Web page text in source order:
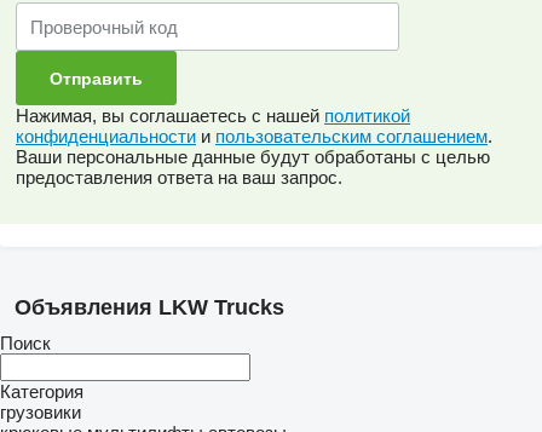
Нажимая, вы соглашаетесь с нашей политикой
конфиденциальности и пользовательским соглашением.
Ваши персональные данные будут обработаны с целью
предоставления ответа на ваш запрос.
Объявления LKW Trucks
Поиск
Категория
грузовики